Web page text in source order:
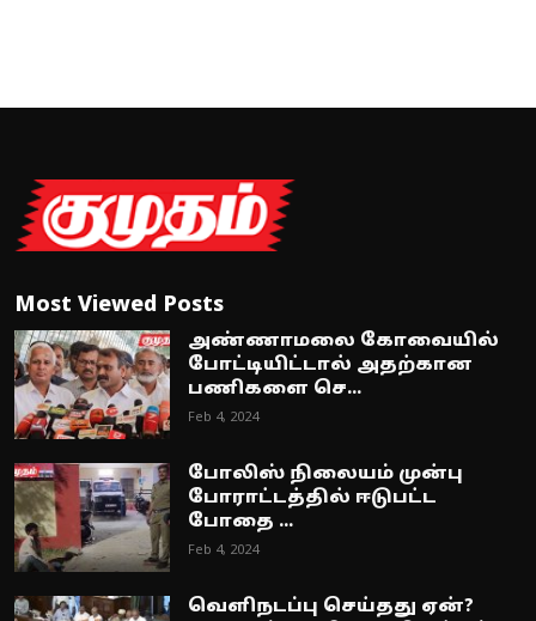
Most Viewed Posts
அண்ணாமலை கோவையில்
போட்டியிட்டால் அதற்கான
பணிகளை செ...
Feb 4, 2024
போலிஸ் நிலையம் முன்பு
போராட்டத்தில் ஈடுபட்ட
போதை ...
Feb 4, 2024
வெளிநடப்பு செய்தது ஏன்?